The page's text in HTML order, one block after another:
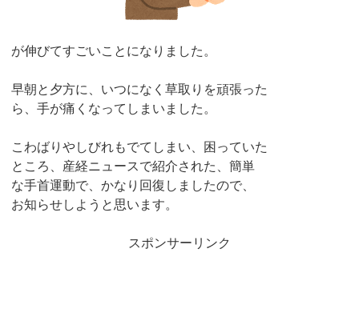
が伸びてすごいことになりました。
早朝と夕方に、いつになく草取りを頑張った
ら、手が痛くなってしまいました。
こわばりやしびれもでてしまい、困っていた
ところ、産経ニュースで紹介された、簡単
な手首運動で、かなり回復しましたので、
お知らせしようと思います。
スポンサーリンク